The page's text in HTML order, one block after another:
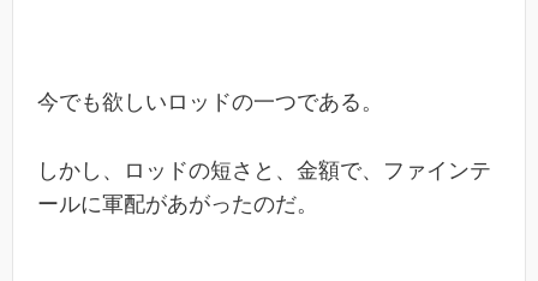
今でも欲しいロッドの一つである。
しかし、ロッドの短さと、金額で、ファインテ
ールに軍配があがったのだ。